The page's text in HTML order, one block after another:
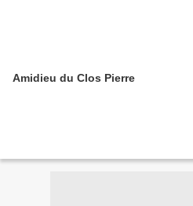
Amidieu du Clos Pierre